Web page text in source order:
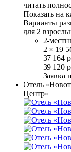
читать
Показать на
Варианты
для 2
2-
2 × 19
37 164
39 120
Заявка
Отель
Центр»